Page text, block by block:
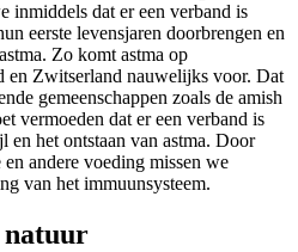
inmiddels dat er een verband is
eerste levensjaren doorbrengen en
Zo komt astma op
en Zwitserland nauwelijks voor. Dat
gemeenschappen zoals de amish
vermoeden dat er een verband is
en het ontstaan van astma. Door
andere voeding missen we
van het immuunsysteem.
natuur